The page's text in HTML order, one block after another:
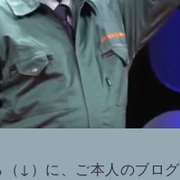
（↓）に、ご本人のブログ